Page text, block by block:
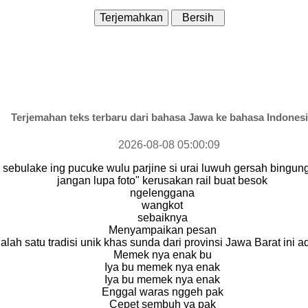
Terjemahan teks terbaru dari bahasa Jawa ke bahasa
2026-08-08 05:00:09
sebulake ing pucuke wulu parjine si urai luwuh gersah
jangan lupa foto" kerusakan rail buat besok
ngelenggana
wangkot
sebaiknya
Menyampaikan pesan
satu tradisi unik khas sunda dari provinsi Jawa Barat ini
Memek nya enak bu
Iya bu memek nya enak
Iya bu memek nya enak
Enggal waras nggeh pak
Cepet sembuh ya pak